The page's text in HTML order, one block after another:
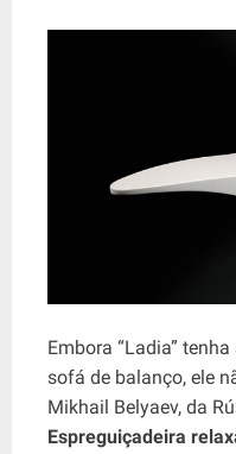
Embora “Ladia”
sofá de balanço, ele
Mikhail Belyaev, da
Espreguiçadeira